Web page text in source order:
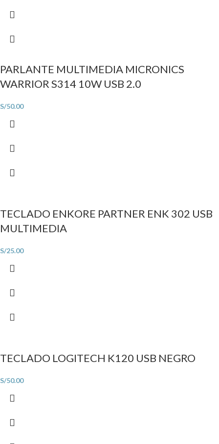
PARLANTE MULTIMEDIA MICRONICS
WARRIOR S314 10W USB 2.0
S/50.00
TECLADO ENKORE PARTNER ENK 302 USB
MULTIMEDIA
S/25.00
TECLADO LOGITECH K120 USB NEGRO
S/50.00